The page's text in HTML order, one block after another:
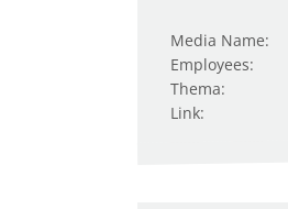
Media Name:
Employees:
Thema:
Link: